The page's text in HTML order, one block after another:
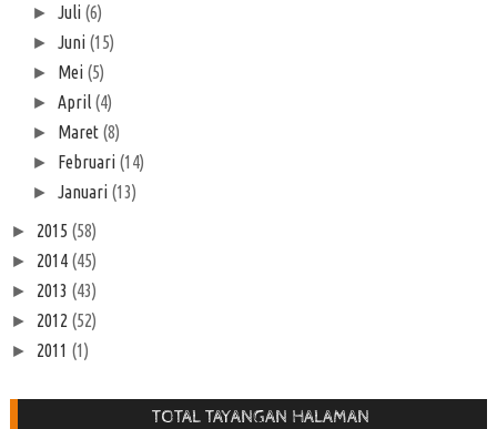
►Juli (6)
►Juni (15)
► Mei (5)
►April (4)
► Maret (8)
► Februari (14)
►Januari (13)
► 2015 (58)
► 2014 (45)
► 2013 (43)
► 2012 (52)
► 2011 (1)
TOTAL TAYANGAN HALAMAN